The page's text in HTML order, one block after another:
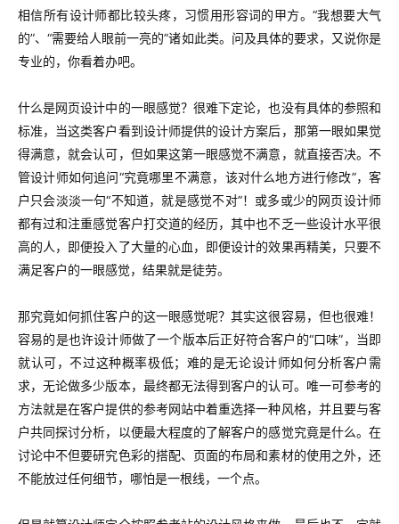
相信所有设计师都比较头疼，习惯用形容词的甲方。“我想要大气
的”、“需要给人眼前一亮的”诸如此类。问及具体的要求，又说你是
专业的，你看着办吧。
什么是网页设计中的一眼感觉？很难下定论，也没有具体的参照和
标准，当这类客户看到设计师提供的设计方案后，那第一眼如果觉
得满意，就会认可，但如果这第一眼感觉不满意，就直接否决。不
管设计师如何追问“究竟哪里不满意，该对什么地方进行修改”，客
户只会淡淡一句“不知道，就是感觉不对”！或多或少的网页设计师
都有过和注重感觉客户打交道的经历，其中也不乏一些设计水平很
高的人，即便投入了大量的心血，即便设计的效果再精美，只要不
满足客户的一眼感觉，结果就是徒劳。
那究竟如何抓住客户的这一眼感觉呢？其实这很容易，但也很难！
容易的是也许设计师做了一个版本后正好符合客户的“口味”，当即
就认可，不过这种概率极低；难的是无论设计师如何分析客户需
求，无论做多少版本，最终都无法得到客户的认可。唯一可参考的
方法就是在客户提供的参考网站中着重选择一种风格，并且要与客
户共同探讨分析，以便最大程度的了解客户的感觉究竟是什么。在
讨论中不但要研究色彩的搭配、页面的布局和素材的使用之外，还
不能放过任何细节，哪怕是一根线，一个点。